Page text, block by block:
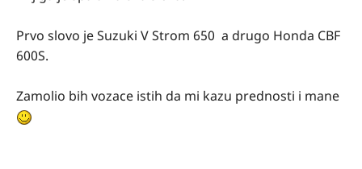
Prvo slovo je Suzuki V Strom 650 a drugo Honda CBF
600S.
Zamolio bih vozace istih da mi kazu prednosti i mane